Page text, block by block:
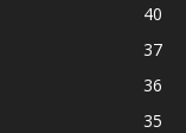
40
37
36
35